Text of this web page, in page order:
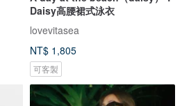
Daisy高腰裙式泳衣
lovevitasea
NT$ 1,805
可客製